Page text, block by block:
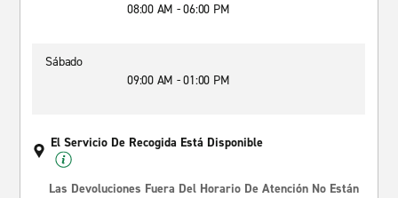
08:00 AM - 06:00 PM
Sábado
09:00 AM - 01:00 PM
El Servicio De Recogida Está Disponible
Las Devoluciones Fuera Del Horario De Atención No Están